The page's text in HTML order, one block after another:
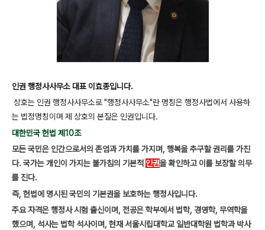
인권 행정사사무소 대표 이효종입니다.
상호는 인권 행정사사무소로 "행정사사무소"란 명칭은 행정사법에서 사용하
는 법정명칭이며 제 상호의 본질은 인권입니다.
대한민국 헌법 제10조
모든 국민은 인간으로서의 존엄과 가치를 가지며, 행복을 추구할 권리를 가진
다. 국가는 개인이 가지는 불가침의 기본적 인권을 확인하고 이를 보장할 의무
를 진다.
즉, 헌법에 명시된 국민의 기본권을 보호하는 행정사입니다.
주요 자격은 행정사 시험 출신이며, 전공은 학부에서 법학, 경영학, 무역학을
했으며, 석사는 법학 석사이며, 현재 서울시립대학교 일반대학원 법학과 박사